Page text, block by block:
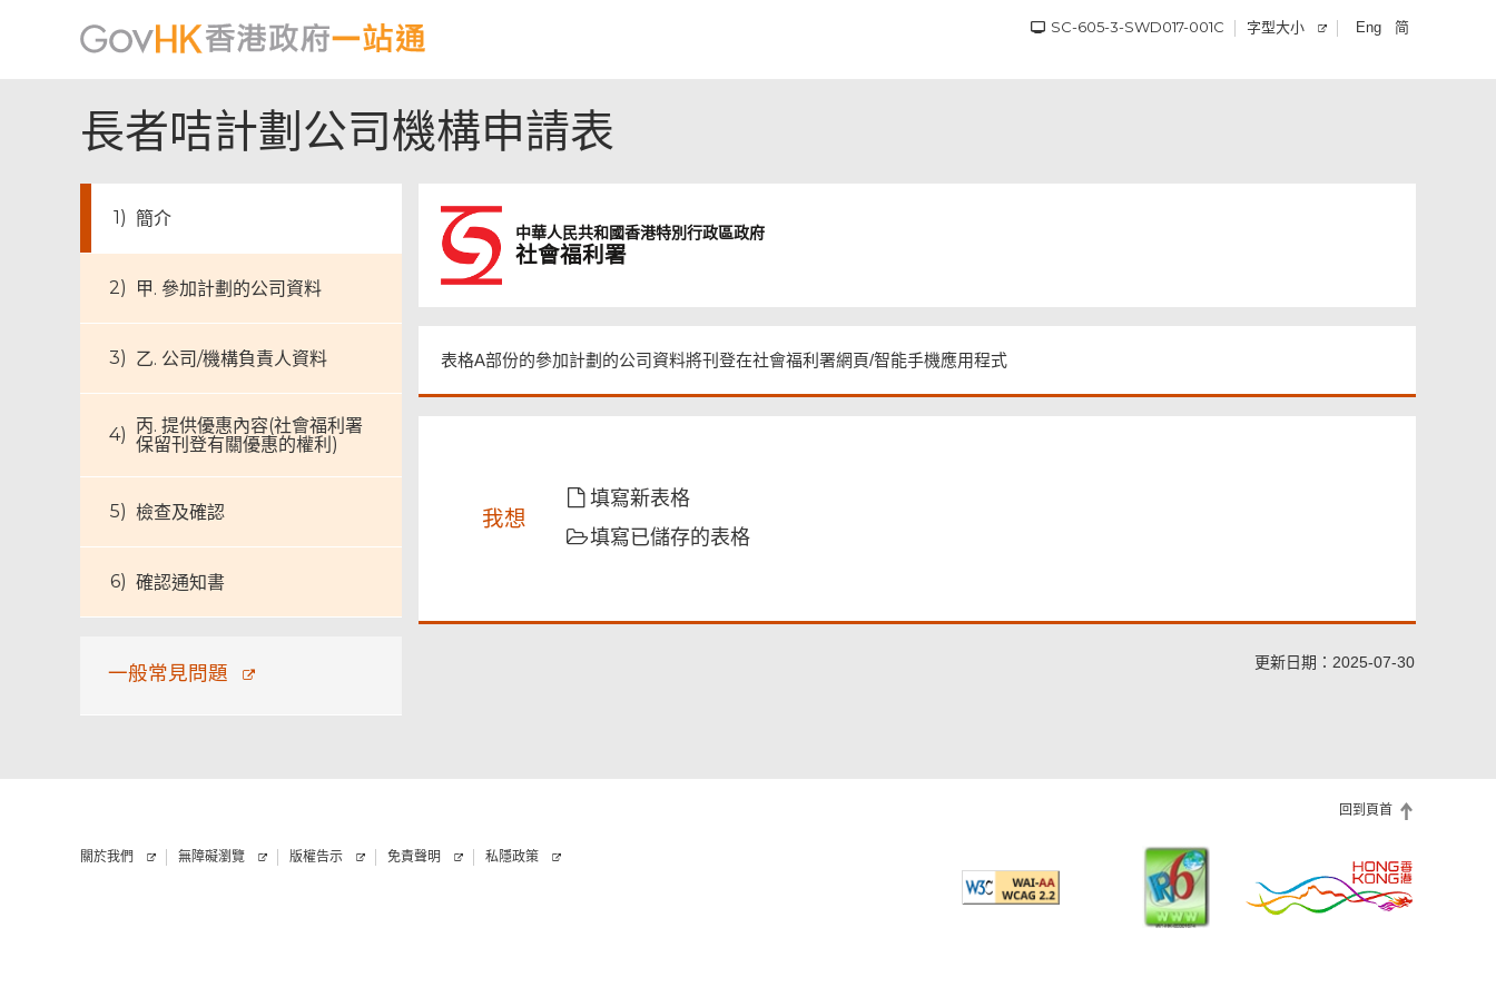
SC-605-3-SWD017-001C 字型大小 Eng 简
長者咭計劃公司機構申請表
簡介
甲. 參加計劃的公司資料
乙. 公司/機構負責人資料
丙. 提供優惠內容(社會福利署
保留刊登有關優惠的權利)
檢查及確認
確認通知書
一般常見問題
中華人民共和國香港特別行政區政府
社會福利署
表格A部份的參加計劃的公司資料將刊登在社會福利署網頁/智能手機應用程式
我想
填寫新表格
填寫已儲存的表格
更新日期：2025-07-30
回到頁首
關於我們 無障礙瀏覽 版權告示 免責聲明 私隱政策